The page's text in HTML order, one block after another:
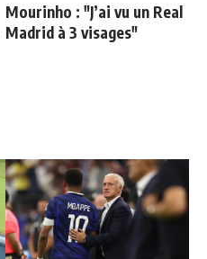
Mourinho : "J’ai vu un Real
Madrid à 3 visages"